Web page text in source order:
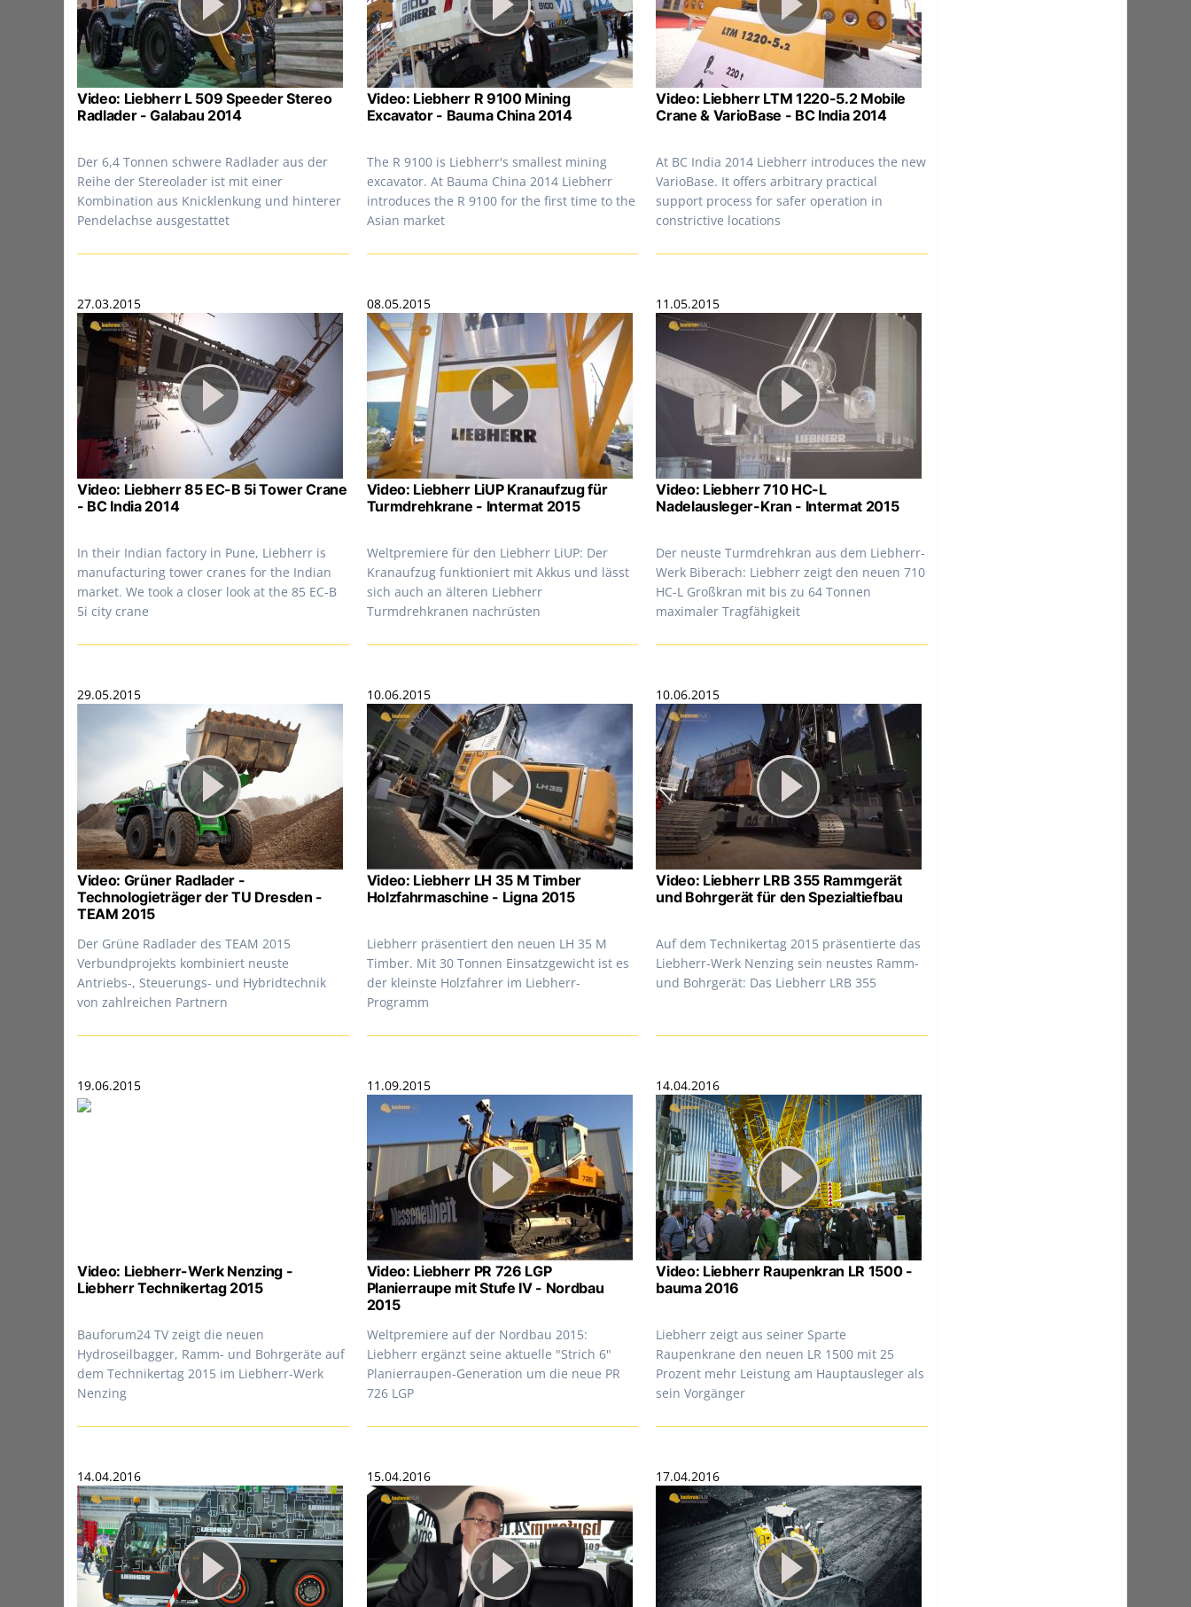
Video: Liebherr L 509 Speeder Stereo
Radlader - Galabau 2014
Der 6,4 Tonnen schwere Radlader aus der
Reihe der Stereolader ist mit einer
Kombination aus Knicklenkung und hinterer
Pendelachse ausgestattet
Video: Liebherr R 9100 Mining
Excavator - Bauma China 2014
The R 9100 is Liebherr's smallest mining
excavator. At Bauma China 2014 Liebherr
introduces the R 9100 for the first time to the
Asian market
Video: Liebherr LTM 1220-5.2 Mobile
Crane & VarioBase - BC India 2014
At BC India 2014 Liebherr introduces the new
VarioBase. It offers arbitrary practical
support process for safer operation in
constrictive locations
27.03.2015
Video: Liebherr 85 EC-B 5i Tower Crane
- BC India 2014
In their Indian factory in Pune, Liebherr is
manufacturing tower cranes for the Indian
market. We took a closer look at the 85 EC-B
5i city crane
08.05.2015
Video: Liebherr LiUP Kranaufzug für
Turmdrehkrane - Intermat 2015
Weltpremiere für den Liebherr LiUP: Der
Kranaufzug funktioniert mit Akkus und lässt
sich auch an älteren Liebherr
Turmdrehkranen nachrüsten
11.05.2015
Video: Liebherr 710 HC-L
Nadelausleger-Kran - Intermat 2015
Der neuste Turmdrehkran aus dem Liebherr-
Werk Biberach: Liebherr zeigt den neuen 710
HC-L Großkran mit bis zu 64 Tonnen
maximaler Tragfähigkeit
29.05.2015
Video: Grüner Radlader -
Technologieträger der TU Dresden -
TEAM 2015
Der Grüne Radlader des TEAM 2015
Verbundprojekts kombiniert neuste
Antriebs-, Steuerungs- und Hybridtechnik
von zahlreichen Partnern
10.06.2015
Video: Liebherr LH 35 M Timber
Holzfahrmaschine - Ligna 2015
Liebherr präsentiert den neuen LH 35 M
Timber. Mit 30 Tonnen Einsatzgewicht ist es
der kleinste Holzfahrer im Liebherr-
Programm
10.06.2015
Video: Liebherr LRB 355 Rammgerät
und Bohrgerät für den Spezialtiefbau
Auf dem Technikertag 2015 präsentierte das
Liebherr-Werk Nenzing sein neustes Ramm-
und Bohrgerät: Das Liebherr LRB 355
19.06.2015
Video: Liebherr-Werk Nenzing -
Liebherr Technikertag 2015
Bauforum24 TV zeigt die neuen
Hydroseilbagger, Ramm- und Bohrgeräte auf
dem Technikertag 2015 im Liebherr-Werk
Nenzing
11.09.2015
Video: Liebherr PR 726 LGP
Planierraupe mit Stufe IV - Nordbau
2015
Weltpremiere auf der Nordbau 2015:
Liebherr ergänzt seine aktuelle "Strich 6"
Planierraupen-Generation um die neue PR
726 LGP
14.04.2016
Video: Liebherr Raupenkran LR 1500 -
bauma 2016
Liebherr zeigt aus seiner Sparte
Raupenkrane den neuen LR 1500 mit 25
Prozent mehr Leistung am Hauptausleger als
sein Vorgänger
14.04.2016 15.04.2016 17.04.2016